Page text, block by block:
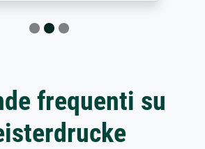
frequenti su